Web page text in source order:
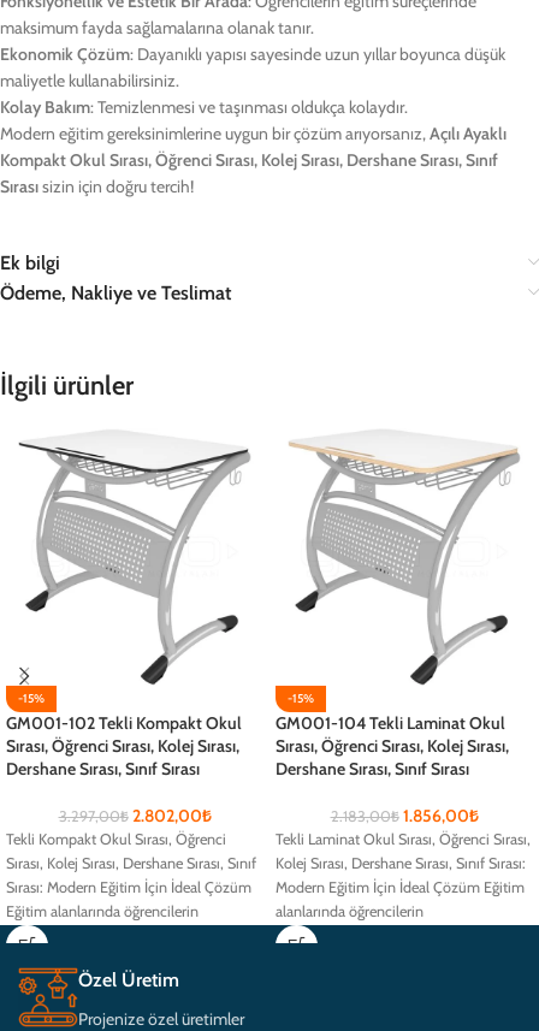
maksimum fayda sağlamalarına olanak tanır.
Ekonomik Çözüm: Dayanıklı yapısı sayesinde uzun yıllar boyunca düşük
maliyetle kullanabilirsiniz.
Kolay Bakım: Temizlenmesi ve taşınması oldukça kolaydır.
Modern eğitim gereksinimlerine uygun bir çözüm arıyorsanız,Açılı Ayaklı
Kompakt Okul Sırası, Öğrenci Sırası, Kolej Sırası, Dershane Sırası, Sınıf
Sırasısizin için doğru tercih!
Ek bilgi
Ödeme, Nakliye ve Teslimat
İlgili ürünler
-15%
GM001-102 Tekli Kompakt Okul
Sırası, Öğrenci Sırası, Kolej Sırası,
Dershane Sırası, Sınıf Sırası
3.297,00₺ 2.802,00₺
Tekli Kompakt Okul Sırası, Öğrenci
Sırası, Kolej Sırası, Dershane Sırası, Sınıf
Sırası: Modern Eğitim İçin İdeal Çözüm
Eğitim alanlarında öğrencilerin
-15%
GM001-104 Tekli Laminat Okul
Sırası, Öğrenci Sırası, Kolej Sırası,
Dershane Sırası, Sınıf Sırası
2.183,00₺ 1.856,00₺
Tekli Laminat Okul Sırası, Öğrenci Sırası,
Kolej Sırası, Dershane Sırası, Sınıf Sırası:
Modern Eğitim İçin İdeal Çözüm Eğitim
alanlarında öğrencilerin
Özel Üretim
Projenize özel üretimler